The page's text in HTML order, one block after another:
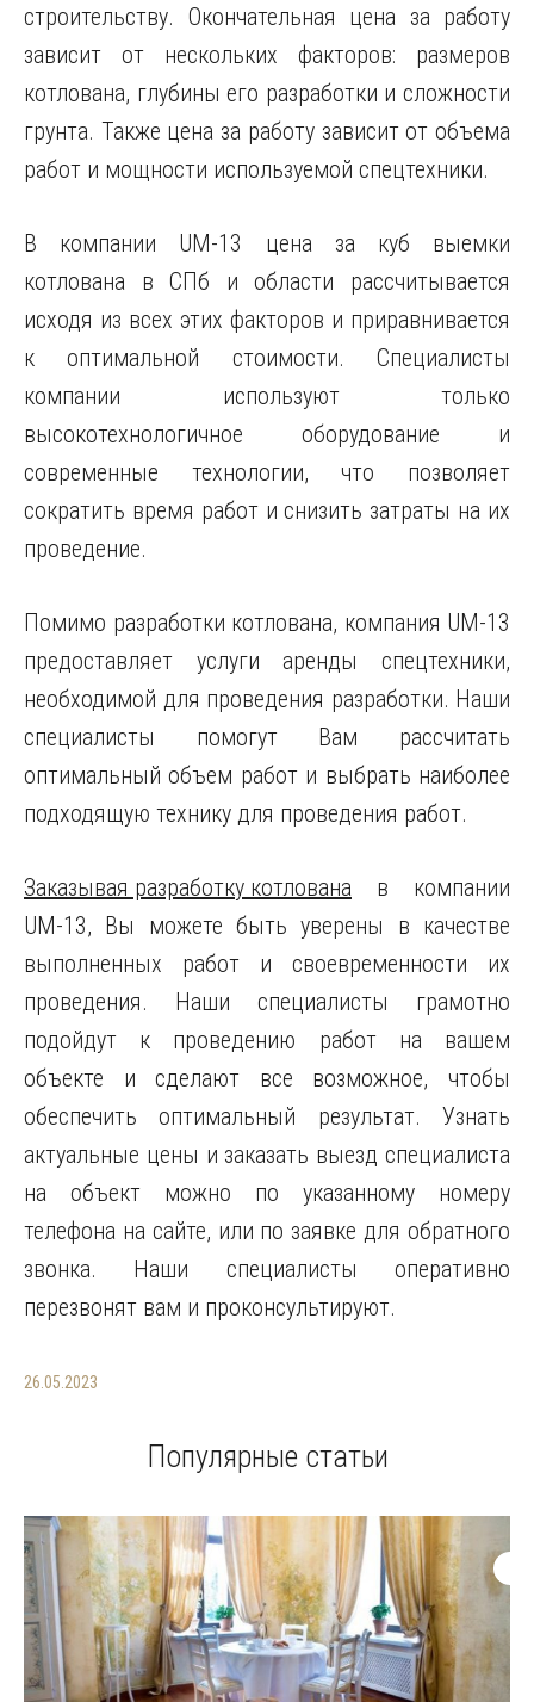
строительству. Окончательная цена за работу
зависит от нескольких факторов: размеров
котлована, глубины его разработки и сложности
грунта. Также цена за работу зависит от объема
работ и мощности используемой спецтехники.
В компании UM-13 цена за куб выемки
котлована в СПб и области рассчитывается
исходя из всех этих факторов и приравнивается
к оптимальной стоимости. Специалисты
компании используют только
высокотехнологичное оборудование и
современные технологии, что позволяет
сократить время работ и снизить затраты на их
проведение.
Помимо разработки котлована, компания UM-13
предоставляет услуги аренды спецтехники,
необходимой для проведения разработки. Наши
специалисты помогут Вам рассчитать
оптимальный объем работ и выбрать наиболее
подходящую технику для проведения работ.
Заказывая разработку котлована в компании
UM-13, Вы можете быть уверены в качестве
выполненных работ и своевременности их
проведения. Наши специалисты грамотно
подойдут к проведению работ на вашем
объекте и сделают все возможное, чтобы
обеспечить оптимальный результат. Узнать
актуальные цены и заказать выезд специалиста
на объект можно по указанному номеру
телефона на сайте, или по заявке для обратного
звонка. Наши специалисты оперативно
перезвонят вам и проконсультируют.
26.05.2023
Популярные статьи